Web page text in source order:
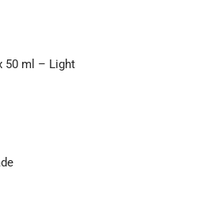
50 ml – Light